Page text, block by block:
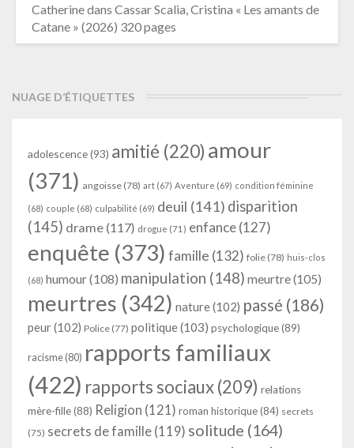
Catherinedans Cassar Scalia, Cristina « Les amants de
Catane » (2026) 320 pages
NUAGE D’ÉTIQUETTES
adolescence(93) amitié (220) amour
(371) angoisse (78) art (67) Aventure (69) condition féminine
(68) couple (68) culpabilité (69) deuil (141) disparition
(145) drame (117) drogue (71) enfance(127)
enquête (373) famille (132) folie (78) huis-clos
(68) humour(108) manipulation (148) meurtre(105)
meurtres (342) nature(102) passé (186)
peur(102) Police (77) politique(103) psychologique(89)
racisme (80) rapports familiaux
(422) rapports sociaux(209) relations
mère-fille(88) Religion (121) roman historique(84) secrets
(75) secrets de famille (119) solitude (164)